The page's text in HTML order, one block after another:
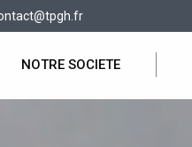
NOTRE SOCIETE